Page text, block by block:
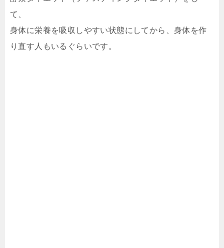
て、
身体に栄養を吸収しやすい状態にしてから、身体を作
り直す人もいるぐらいです。